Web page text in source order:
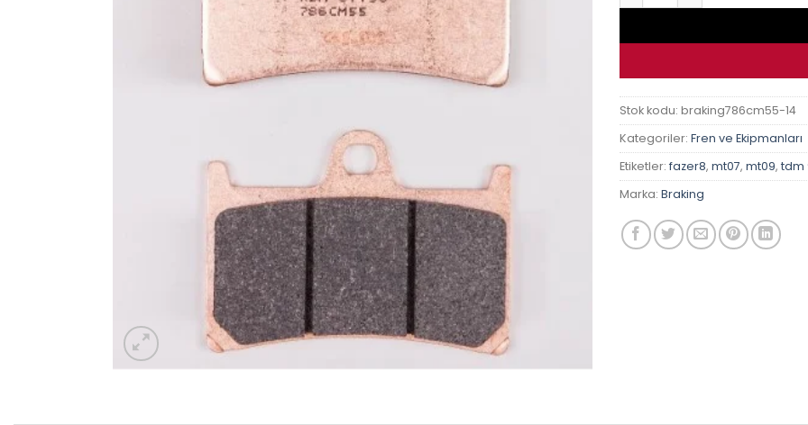
Stok kodu: braking786cm55-14
Kategoriler: Fren ve Ekipmanları
Etiketler: fazer8, mt07, mt09, tdm
Marka: Braking